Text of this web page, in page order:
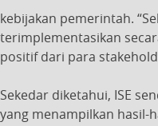
kebijakan pemerintah.
terimplementasikan
positif dari para
Sekedar diketahui, ISE
yang menampilkan hasil-